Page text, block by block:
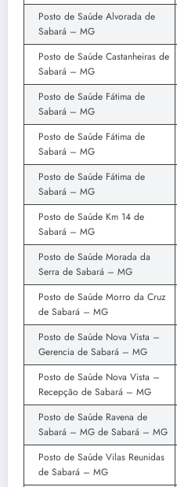
Posto de Saúde Alvorada de
Sabará – MG
Posto de Saúde Castanheiras de
Sabará – MG
Posto de Saúde Fátima de
Sabará – MG
Posto de Saúde Fátima de
Sabará – MG
Posto de Saúde Fátima de
Sabará – MG
Posto de Saúde Km 14 de
Sabará – MG
Posto de Saúde Morada da
Serra de Sabará – MG
Posto de Saúde Morro da Cruz
de Sabará – MG
Posto de Saúde Nova Vista –
Gerencia de Sabará – MG
Posto de Saúde Nova Vista –
Recepção de Sabará – MG
Posto de Saúde Ravena de
Sabará – MG de Sabará – MG
Posto de Saúde Vilas Reunidas
de Sabará – MG